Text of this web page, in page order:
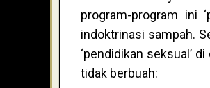
program-program ini
indoktrinasi sampah.
‘pendidikan seksual’
tidak berbuah: